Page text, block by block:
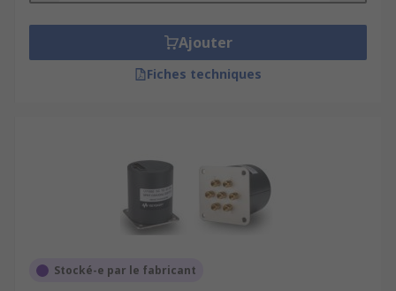
Ajouter
Fiches techniques
Stocké-e par le fabricant